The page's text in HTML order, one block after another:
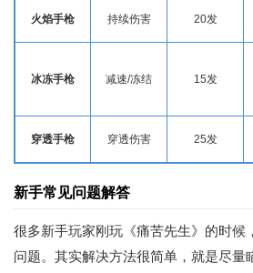
火焰手枪 持续伤害 20发
冰冻手枪 减速/冻结 15发
穿透手枪 穿透伤害 25发
新手常见问题解答
很多新手玩家刚玩《痛苦先生》的时候
问题。其实解决方法很简单，就是尽量